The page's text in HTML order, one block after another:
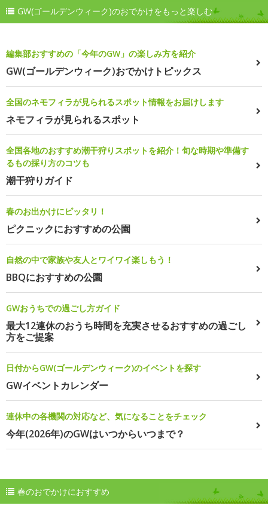
GW(ゴールデンウィーク)のおでかけをもっと楽しむ
編集部おすすめの「今年のGW」の楽しみ方を紹介
GW(ゴールデンウィーク)おでかけトピックス
全国のネモフィラが見られるスポット情報をお届けします
ネモフィラが見られるスポット
全国各地のおすすめ潮干狩りスポットを紹介！旬な時期や準備す
るもの採り方のコツも
潮干狩りガイド
春のお出かけにピッタリ！
ピクニックにおすすめの公園
自然の中で家族や友人とワイワイ楽しもう！
BBQにおすすめの公園
GWおうちでの過ごし方ガイド
最大12連休のおうち時間を充実させるおすすめの過ごし
方をご提案
日付からGW(ゴールデンウィーク)のイベントを探す
GWイベントカレンダー
連休中の各機関の対応など、気になることをチェック
今年(2026年)のGWはいつからいつまで？
春のおでかけにおすすめ